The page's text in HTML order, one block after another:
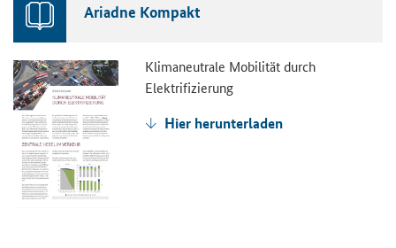
Ariadne Kompakt
Klimaneutrale Mobilität durch
Elektrifizierung
Hier herunterladen